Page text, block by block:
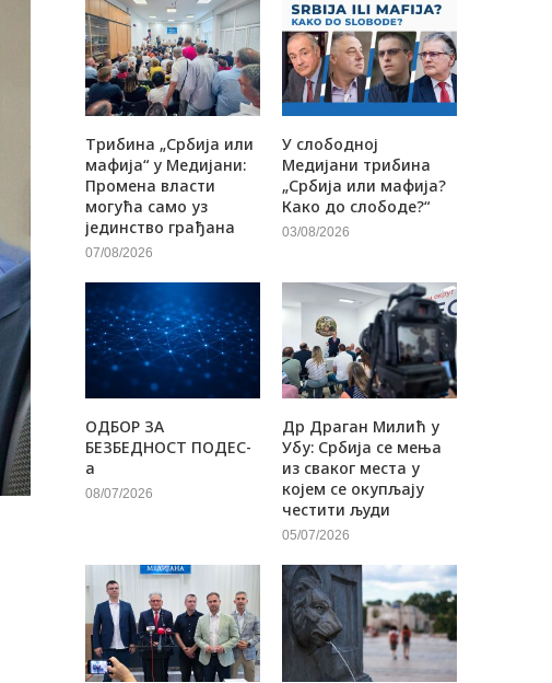
Трибина „Србија или
мафија“ у Медијани:
Промена власти
могућа само уз
јединство грађана
07/08/2026
У слободној
Медијани трибина
„Србија или мафија?
Како до слободе?“
03/08/2026
ОДБОР ЗА
БЕЗБЕДНОСТ ПОДЕС-
а
08/07/2026
Др Драган Милић у
Убу: Србија се мења
из сваког места у
којем се окупљају
честити људи
05/07/2026